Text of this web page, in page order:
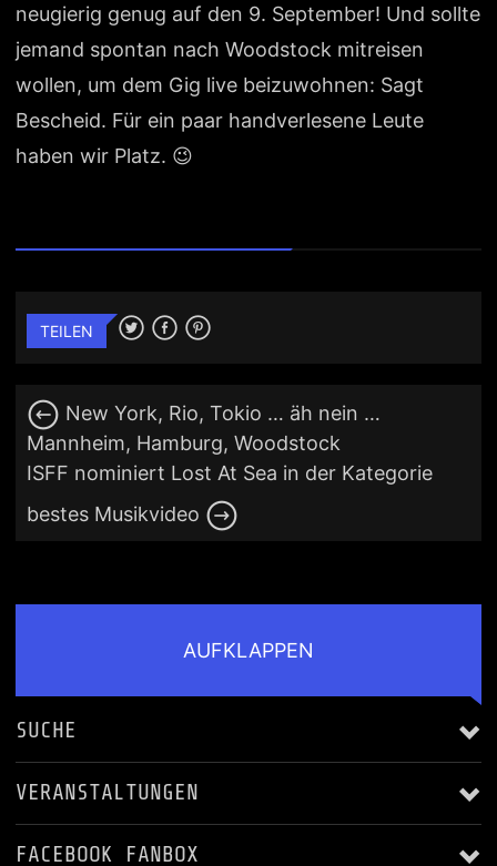
neugierig genug auf den 9. September! Und sollte
jemand spontan nach Woodstock mitreisen
wollen, um dem Gig live beizuwohnen: Sagt
Bescheid. Für ein paar handverlesene Leute
haben wir Platz. 😉
TEILEN
New York, Rio, Tokio … äh nein …
Mannheim, Hamburg, Woodstock
ISFF nominiert Lost At Sea in der Kategorie
bestes Musikvideo
AUFKLAPPEN
SUCHE
VERANSTALTUNGEN
Alle anzeigen
FACEBOOK FANBOX